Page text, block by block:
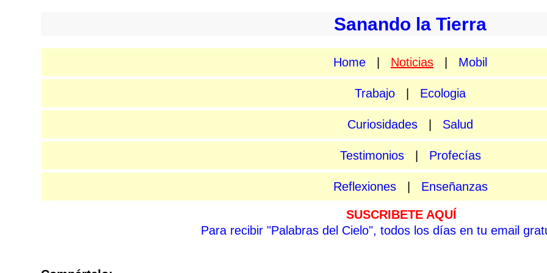
Sanando la Tierra
Home Noticias Mobil
Trabajo Ecologia
Curiosidades Salud
Testimonios| Profecías
Reflexiones| Enseñanzas
SUSCRIBETE AQUÍ
Para recibir "Palabras del Cielo", todos los días en tu email